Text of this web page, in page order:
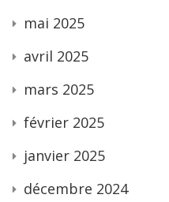
mai 2025
avril 2025
mars 2025
février 2025
janvier 2025
décembre 2024